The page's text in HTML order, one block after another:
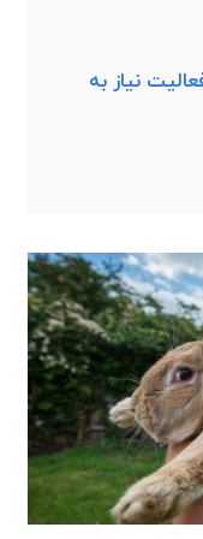
نیاز به